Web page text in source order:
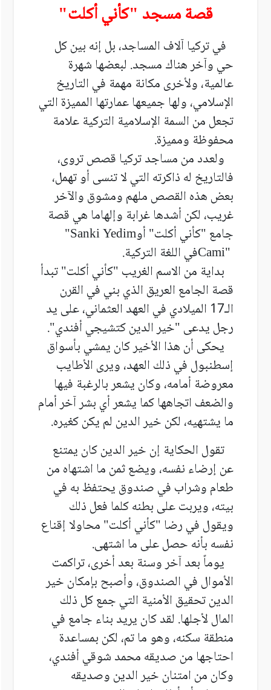
قصة مسجد "كأني أكلت"
في تركيا آلاف المساجد، بل إنه بين كل
حي وآخر هناك مسجد. لبعضها شهرة
عالمية، ولأخرى مكانة مهمة في التاريخ
الإسلامي، ولها جميعها عمارتها المميزة التي
تجعل من السمة الإسلامية التركية علامة
محفوظة ومميزة.
ولعدد من مساجد تركيا قصص تروى،
فالتاريخ له ذاكرته التي لا تنسى أو تهمل،
بعض هذه القصص ملهم ومشوق والآخر
غريب، لكن أشدها غرابة وإلهاما هي قصة
جامع"كأني أكلت" أو"Sanki Yedim
Cami"في اللغة التركية.
بداية من الاسم الغريب "كأني أكلت" تبدأ
قصة الجامع العريق الذي بني في القرن
الـ17 الميلادي في العهد العثماني، على يد
رجل يدعى "خير الدين كتشيجي أفندي".
يحكى أن هذا الأخير كان يمشي بأسواق
إسطنبول في ذلك العهد، ويرى الأطايب
معروضة أمامه، وكان يشعر بالرغبة فيها
والضعف اتجاهها كما يشعر أي بشر آخر أمام
ما يشتهيه، لكن خير الدين لم يكن كغيره.
تقول الحكاية إن خير الدين كان يمتنع
عن إرضاء نفسه، ويضع ثمن ما اشتهاه من
طعام وشراب في صندوق يحتفظ به في
بيته، ويربت على بطنه كلما فعل ذلك
ويقول في رضا "كأني أكلت" محاولا إقناع
نفسه بأنه حصل على ما اشتهى.
يوماً بعد آخر وسنة بعد أخرى، تراكمت
الأموال في الصندوق، وأصبح بإمكان خير
الدين تحقيق الأمنية التي جمع كل ذلك
المال لأجلها. لقد كان يريد بناء جامع في
منطقة سكنه، وهو ما تم، لكن بمساعدة
احتاجها من صديقه محمد شوقي أفندي،
وكان من امتنان خير الدين وصديقه